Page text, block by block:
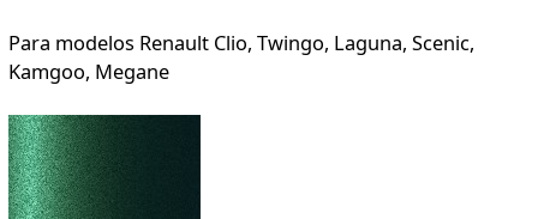
Para modelos Renault Clio, Twingo, Laguna, Scenic,
Kamgoo, Megane